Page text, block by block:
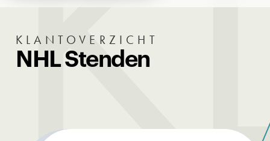
KLANTOVERZICHT
NHL Stenden